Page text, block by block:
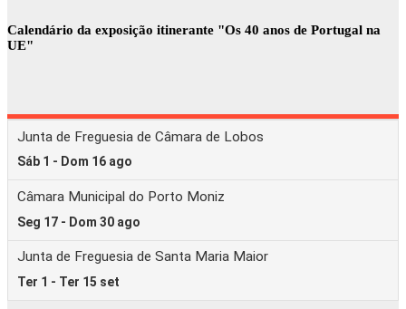
Calendário da exposição itinerante "Os 40 anos de Portugal na
UE"